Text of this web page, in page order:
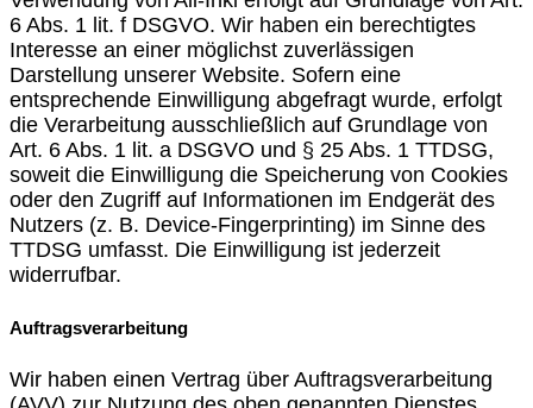
6 Abs. 1 lit. f DSGVO. Wir haben ein berechtigtes
Interesse an einer möglichst zuverlässigen
Darstellung unserer Website. Sofern eine
entsprechende Einwilligung abgefragt wurde, erfolgt
die Verarbeitung ausschließlich auf Grundlage von
Art. 6 Abs. 1 lit. a DSGVO und § 25 Abs. 1 TTDSG,
soweit die Einwilligung die Speicherung von Cookies
oder den Zugriff auf Informationen im Endgerät des
Nutzers (z. B. Device-Fingerprinting) im Sinne des
TTDSG umfasst. Die Einwilligung ist jederzeit
widerrufbar.
Auftragsverarbeitung
Wir haben einen Vertrag über Auftragsverarbeitung